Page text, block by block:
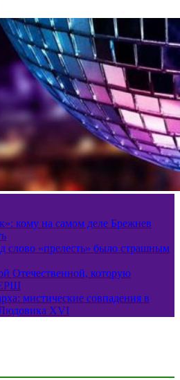
кому на самом деле Брежнев
слово «прелесть» было страшным
Отечественной, которую
мистические совпадения в
XVI